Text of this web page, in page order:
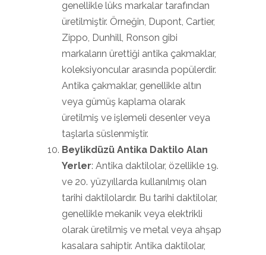
genellikle lüks markalar tarafından
üretilmiştir. Örneğin, Dupont, Cartier,
Zippo, Dunhill, Ronson gibi
markaların ürettiği antika çakmaklar,
koleksiyoncular arasında popülerdir.
Antika çakmaklar, genellikle altın
veya gümüş kaplama olarak
üretilmiş ve işlemeli desenler veya
taşlarla süslenmiştir.
Beylikdüzü Antika Daktilo Alan
Yerler: Antika daktilolar, özellikle 19.
ve 20. yüzyıllarda kullanılmış olan
tarihi daktilolardır. Bu tarihi daktilolar,
genellikle mekanik veya elektrikli
olarak üretilmiş ve metal veya ahşap
kasalara sahiptir. Antika daktilolar,